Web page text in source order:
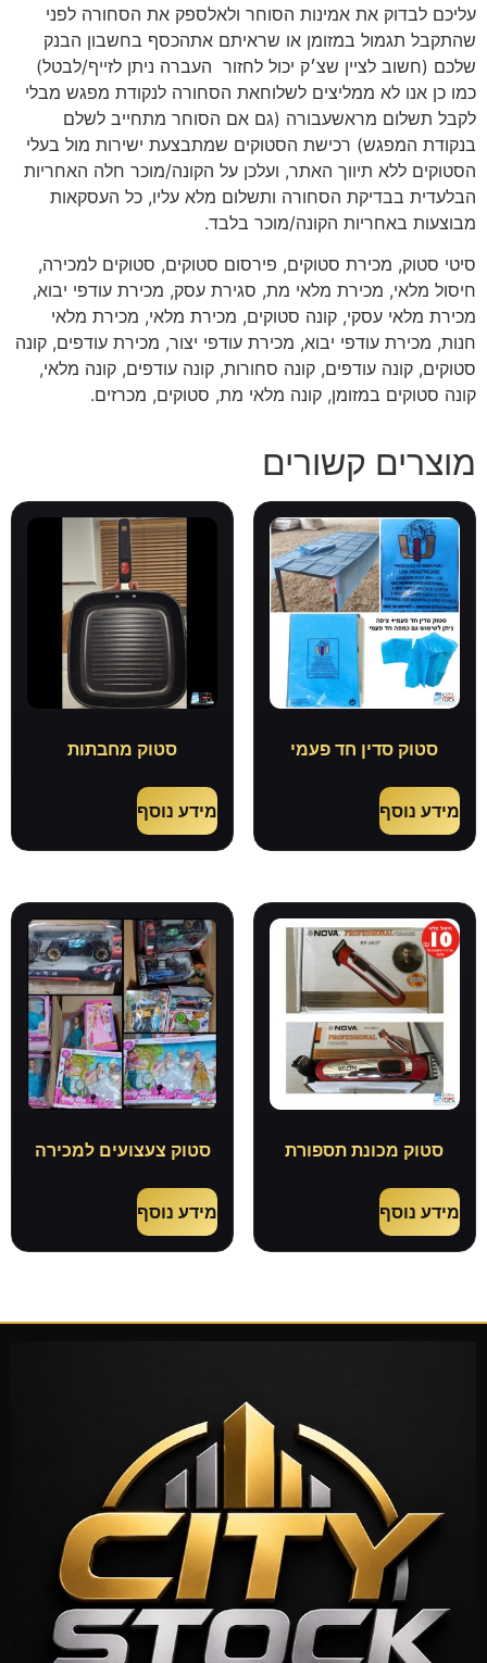
עליכם לבדוק את אמינות הסוחר ולאלספק את הסחורה לפני
שהתקבל תגמול במזומן או שראיתם אתהכסף בחשבון הבנק
שלכם (חשוב לציין שצ׳ק יכול לחזור העברה ניתן לזייף/לבטל)
כמו כן אנו לא ממליצים לשלוחאת הסחורה לנקודת מפגש מבלי
לקבל תשלום מראשעבורה (גם אם הסוחר מתחייב לשלם
בנקודת המפגש) רכישת הסטוקים שמתבצעת ישירות מול בעלי
הסטוקים ללא תיווך האתר, ועלכן על הקונה/מוכר חלה האחריות
הבלעדית בבדיקת הסחורה ותשלום מלא עליו, כל העסקאות
מבוצעות באחריות הקונה/מוכר בלבד.
סיטי סטוק, מכירת סטוקים, פירסום סטוקים, סטוקים למכירה,
חיסול מלאי, מכירת מלאי מת, סגירת עסק, מכירת עודפי יבוא,
מכירת מלאי עסקי, קונה סטוקים, מכירת מלאי, מכירת מלאי
חנות, מכירת עודפי יבוא, מכירת עודפי יצור, מכירת עודפים, קונה
סטוקים, קונה עודפים, קונה סחורות, קונה עודפים, קונה מלאי,
קונה סטוקים במזומן, קונה מלאי מת, סטוקים, מכרזים.
מוצרים קשורים
סטוק סדין חד פעמי
מידע נוסף
סטוק מחבתות
מידע נוסף
סטוק מכונת תספורת
מידע נוסף
סטוק צעצועים למכירה
מידע נוסף